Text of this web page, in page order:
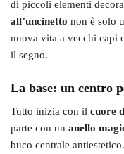
di piccoli elementi
all’uncinetto non è solo
nuova vita a vecchi capi
il segno.
La base: un centro
Tutto inizia con il cuore
parte con un anello
buco centrale